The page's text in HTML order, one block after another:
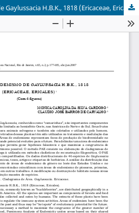
H.B.K., 1818 (Ericaceae, Ericales)